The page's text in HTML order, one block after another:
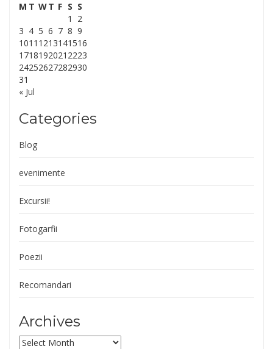
M T WT F S S
« Jul
1
2
3 4 5 6 7 8 9
1011 1213141516
1718192021 2223
24252627282930
31
Categories
Blog
evenimente
Excursii!
Fotogarfii
Poezii
Recomandari
Archives
Archives